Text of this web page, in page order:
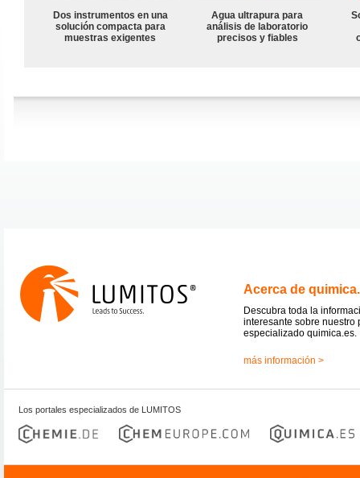
Dos instrumentos en una
solución compacta para
muestras exigentes
Agua ultrapura para
análisis de laboratorio
precisos y fiables
Acerca de
Descubra toda la
interesante sobre nuestro
especializado quimica.es.
más información >
Los portales especializados de LUMITOS